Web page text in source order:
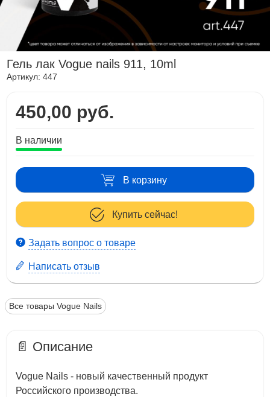
Гель лак Vogue nails 911, 10ml
Артикул:447
450,00 руб.
В наличии
В корзину
Купить сейчас!
Задать вопрос о товаре
Написать отзыв
Все товары Vogue Nails
📄 Описание
Vogue Nails - новый качественный продукт
Российского производства.